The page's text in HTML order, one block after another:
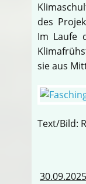
des
Im Laufe
sie aus
Text/Bild:
30.09.2025